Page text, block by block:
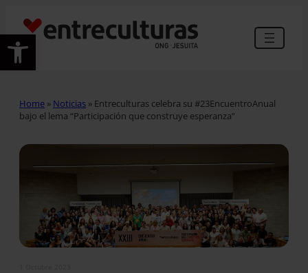
Abrir barra de herramientas
Home » Noticias » Entreculturas celebra su #23EncuentroAnual
bajo el lema “Participación que construye esperanza”